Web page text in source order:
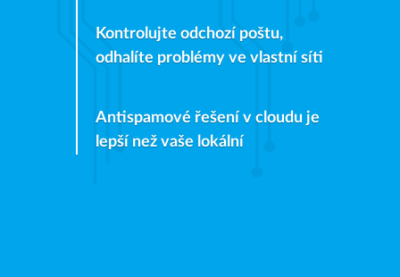
Kontrolujte odchozí poštu,
odhalíte problémy ve vlastní síti
Antispamové řešení v cloudu je
lepší než vaše lokální